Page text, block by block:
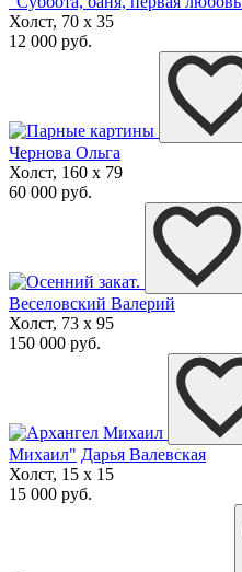
Холст, 70 x 35
12 000 руб.
Чернова Ольга
Холст, 160 x 79
60 000 руб.
Веселовский Валерий
Холст, 73 x 95
150 000 руб.
Михаил" Дарья Валевская
Холст, 15 x 15
15 000 руб.